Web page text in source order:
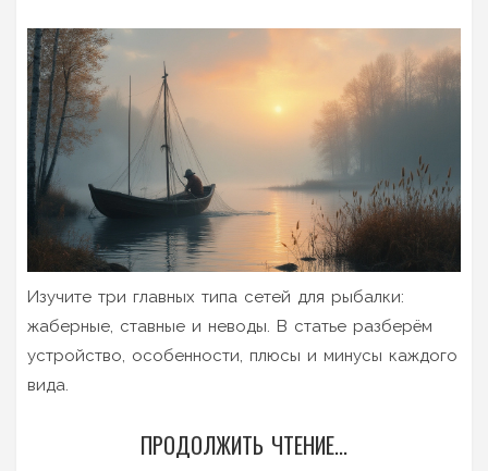
Изучите три главных типа сетей для рыбалки:
жаберные, ставные и неводы. В статье разберём
устройство, особенности, плюсы и минусы каждого
вида.
ПРОДОЛЖИТЬ ЧТЕНИЕ...